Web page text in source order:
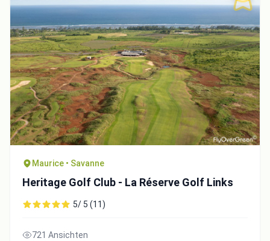
Maurice • Savanne
Heritage Golf Club - La Réserve Golf Links
5/ 5 (11)
721 Ansichten